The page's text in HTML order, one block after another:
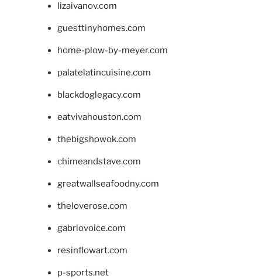
lizaivanov.com
guesttinyhomes.com
home-plow-by-meyer.com
palatelatincuisine.com
blackdoglegacy.com
eatvivahouston.com
thebigshowok.com
chimeandstave.com
greatwallseafoodny.com
theloverose.com
gabriovoice.com
resinflowart.com
p-sports.net